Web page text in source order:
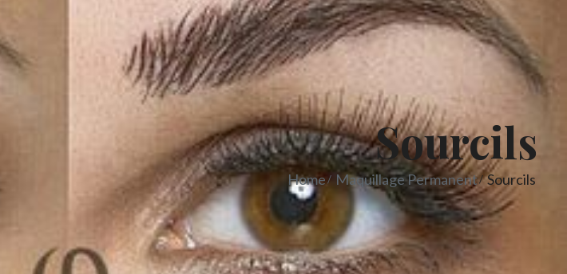
Sourcils
Home Maquillage Permanent Sourcils